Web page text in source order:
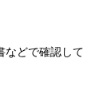
などで確認して